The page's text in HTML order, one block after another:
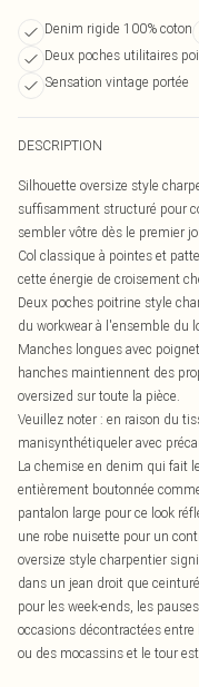
Denim rigide 100% coton
Deux poches utilitaires
Sensation vintage portée
DESCRIPTION
Silhouette oversize style
suffisamment structuré pour
sembler vôtre dès le premier
Col classique à pointes et
cette énergie de croisement
Deux poches poitrine style
du workwear à l'ensemble du
Manches longues avec
hanches maintiennent des
oversized sur toute la pièce.
Veuillez noter : en raison du
manisynthétiqueler avec
La chemise en denim qui fait
entièrement boutonnée
pantalon large pour ce look
une robe nuisette pour un
oversize style charpentier
dans un jean droit que
pour les week-ends, les
occasions décontractées
ou des mocassins et le tour